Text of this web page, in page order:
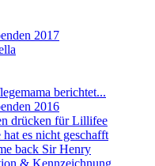
2017
berichtet...
2016
drücken für Lillifee
es nicht geschafft
back Sir Henry
& Kennzeichnung